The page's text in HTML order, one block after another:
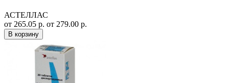
АСТЕЛЛАС
от 265.05 р. от 279.00 р.
В корзину